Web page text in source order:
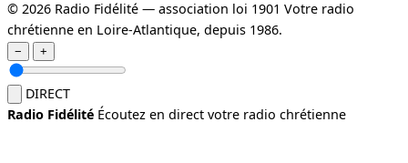
© 2026 Radio Fidélité — association loi 1901 Votre radio
chrétienne en Loire-Atlantique, depuis 1986.
− +
DIRECT
Radio Fidélité Écoutez en direct votre radio chrétienne